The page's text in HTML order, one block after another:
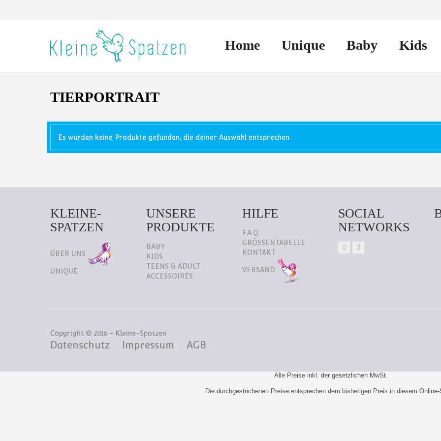
Home Unique Baby Kids
TIERPORTRAIT
Es wurden keine Produkte gefunden, die deiner Auswahl entsprechen.
KLEINE-
SPATZEN
ÜBER UNS
UNIQUE
UNSERE
PRODUKTE
BABY
KIDS
TEENS & ADULT
ACCESSOIRES
HILFE
F.A.Q.
GRÖSSENTABELLE
KONTAKT
VERSAND
SOCIAL
NETWORKS
Copyright © 2016 - Kleine-Spatzen
Datenschutz Impressum AGB
Alle Preise inkl. der gesetzlichen MwSt.
Die durchgestrichenen Preise entsprechen dem bisherigen Preis in diesem Online-